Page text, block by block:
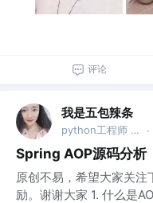
评论
我是五包辣条
python工程师 @百度 ·
Spring AOP源码分析
原创不易，希望大家关
励。谢谢大家 1. 什么是